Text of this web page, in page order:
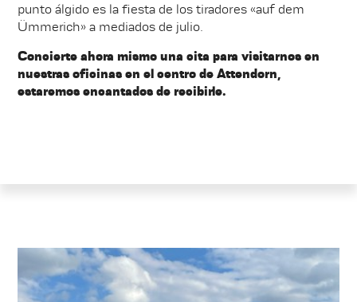
punto álgido es la fiesta de los tiradores «auf dem
Ümmerich» a mediados de julio.
Concierte ahora mismo una cita para visitarnos en
nuestras oficinas en el centro de Attendorn,
estaremos encantados de recibirle.